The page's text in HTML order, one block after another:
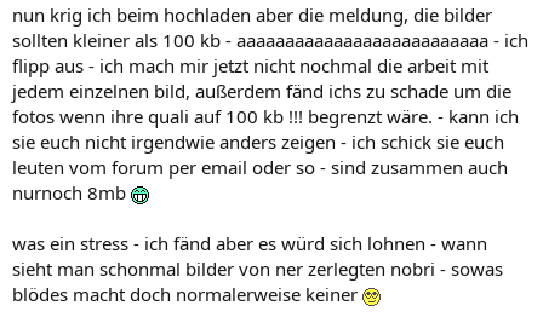
nun krig ich beim hochladen aber die meldung, die bilder
sollten kleiner als 100 kb - aaaaaaaaaaaaaaaaaaaaaaaaaa - ich
flipp aus - ich mach mir jetzt nicht nochmal die arbeit mit
jedem einzelnen bild, außerdem fänd ichs zu schade um die
fotos wenn ihre quali auf 100 kb !!! begrenzt wäre. - kann ich
sie euch nicht irgendwie anders zeigen - ich schick sie euch
leuten vom forum per email oder so - sind zusammen auch
nurnoch 8mb
was ein stress - ich fänd aber es würd sich lohnen - wann
sieht man schonmal bilder von ner zerlegten nobri - sowas
blödes macht doch normalerweise keiner